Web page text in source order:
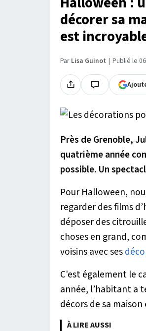
décorer sa
est
Par Lisa Guinot Publié le
Près de Grenoble,
quatrième année
possible. Un
Pour Halloween,
regarder des films
déposer des
choses en grand,
voisins avec ses
C'est également le
année, l’habitant a
décors de sa
À LIRE AUSSI